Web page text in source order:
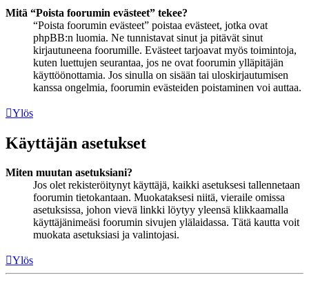
Mitä “Poista foorumin evästeet” tekee?
“Poista foorumin evästeet” poistaa evästeet, jotka ovat
phpBB:n luomia. Ne tunnistavat sinut ja pitävät sinut
kirjautuneena foorumille. Evästeet tarjoavat myös toimintoja,
kuten luettujen seurantaa, jos ne ovat foorumin ylläpitäjän
käyttöönottamia. Jos sinulla on sisään tai uloskirjautumisen
kanssa ongelmia, foorumin evästeiden poistaminen voi auttaa.
Ylös
Käyttäjän asetukset
Miten muutan asetuksiani?
Jos olet rekisteröitynyt käyttäjä, kaikki asetuksesi tallennetaan
foorumin tietokantaan. Muokataksesi niitä, vieraile omissa
asetuksissa, johon vievä linkki löytyy yleensä klikkaamalla
käyttäjänimeäsi foorumin sivujen ylälaidassa. Tätä kautta voit
muokata asetuksiasi ja valintojasi.
Ylös